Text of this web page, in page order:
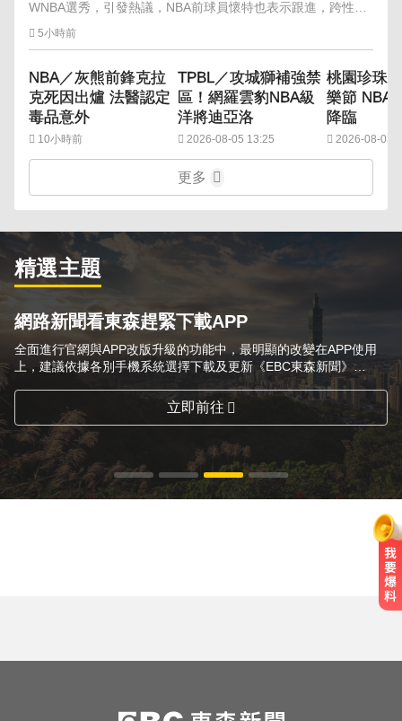
WNBA選秀，引發熱議，NBA前球員懷特也表示跟進，跨性別
參賽議題再度成為爭論焦點。
5小時前
NBA／灰熊前鋒克拉
克死因出爐 法醫認定
毒品意外
10小時前
TPBL／攻城獅補強禁
區！網羅雲豹NBA級
洋將迪亞洛
2026-08-05 13:25
桃園珍珠
樂節 NBA
降臨
2026-08-03
更多
精選主題
網路新聞看東森趕緊下載APP
全面進行官網與APP改版升級的功能中，最明顯的改變在APP使用
上，建議依據各別手機系統選擇下載及更新《EBC東森新聞》
APP，方便隨時隨地掌握第一手想要的新聞訊息！
立即前往